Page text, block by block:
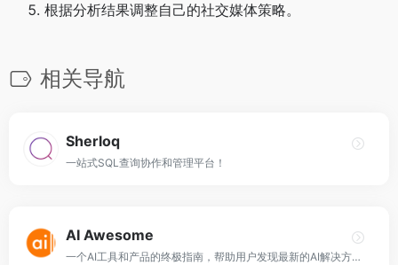
根据分析结果调整自己的社交媒体策略。
相关导航
Sherloq
一站式SQL查询协作和管理平台！
AI Awesome
一个AI工具和产品的终极指南，帮助用户发现最新的AI解决方案。